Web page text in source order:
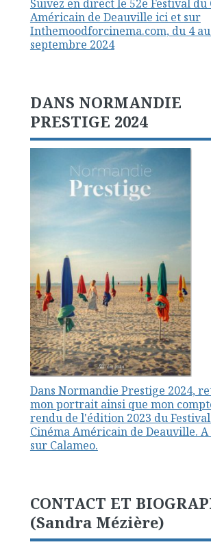
Suivez en direct le 52e Festival du
Américain de Deauville ici et sur
Inthemoodforcinema.com, du 4
septembre 2024
DANS NORMANDIE
PRESTIGE 2024
Dans Normandie Prestige 2024,
mon portrait ainsi que mon
rendu de l'édition 2023 du
Cinéma Américain de Deauville.
sur Calameo.
CONTACT ET
(Sandra Mézière)